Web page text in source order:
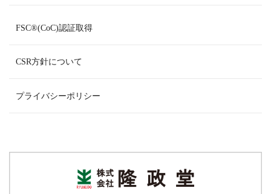
FSC®(CoC)認証取得
CSR方針について
プライバシーポリシー